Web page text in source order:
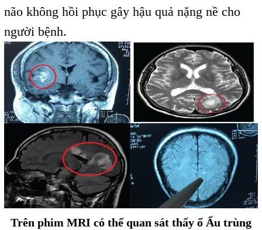
não không hồi phục gây hậu quả nặng nề cho
người bệnh.
Trên phim MRI có thể quan sát thấy ổ Ấu trùng